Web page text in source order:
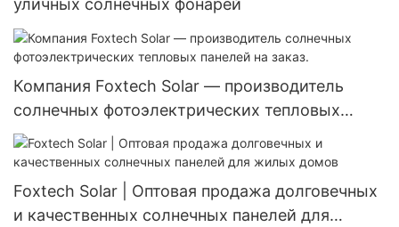
уличных солнечных фонарей
Компания Foxtech Solar — производитель
солнечных фотоэлектрических тепловых
панелей на заказ.
Foxtech Solar | Оптовая продажа долговечных
и качественных солнечных панелей для